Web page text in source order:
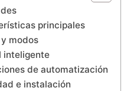
principales
modos
inteligente
de automatización
e instalación